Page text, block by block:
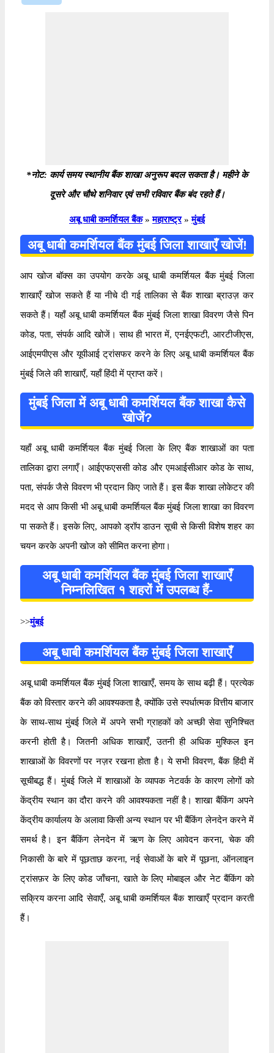
*नोट: कार्य समय स्थानीय बैंक शाखा अनुरूप बदल सकता है। महीने के
दूसरे और चौथे शनिवार एवं सभी रविवार बैंक बंद रहते हैं।
अबू धाबी कमर्शियल बैंक » महाराष्ट्र » मुंबई
अबू धाबी कमर्शियल बैंक मुंबई जिला शाखाएँ खोजें!
आप खोज बॉक्स का उपयोग करके अबू धाबी कमर्शियल बैंक मुंबई जिला
शाखाएँ खोज सकते हैं या नीचे दी गई तालिका से बैंक शाखा ब्राउज़ कर
सकते हैं। यहाँ अबू धाबी कमर्शियल बैंक मुंबई जिला शाखा विवरण जैसे पिन
कोड, पता, संपर्क आदि खोजें। साथ ही भारत में, एनईएफटी, आरटीजीएस,
आईएमपीएस और यूपीआई ट्रांसफर करने के लिए अबू धाबी कमर्शियल बैंक
मुंबई जिले की शाखाएँ, यहाँ हिंदी में प्राप्त करें।
मुंबई जिला में अबू धाबी कमर्शियल बैंक शाखा कैसे
खोजें?
यहाँ अबू धाबी कमर्शियल बैंक मुंबई जिला के लिए बैंक शाखाओं का पता
तालिका द्वारा लगाएँ। आईएफएससी कोड और एमआईसीआर कोड के साथ,
पता, संपर्क जैसे विवरण भी प्रदान किए जाते हैं। इस बैंक शाखा लोकेटर की
मदद से आप किसी भी अबू धाबी कमर्शियल बैंक मुंबई जिला शाखा का विवरण
पा सकते हैं। इसके लिए, आपको ड्रॉप डाउन सूची से किसी विशेष शहर का
चयन करके अपनी खोज को सीमित करना होगा।
अबू धाबी कमर्शियल बैंक मुंबई जिला शाखाएँ
निम्नलिखित १ शहरों में उपलब्ध हैं-
>>मुंबई
अबू धाबी कमर्शियल बैंक मुंबई जिला शाखाएँ
अबू धाबी कमर्शियल बैंक मुंबई जिला शाखाएँ, समय के साथ बढ़ी हैं। प्रत्येक
बैंक को विस्तार करने की आवश्यकता है, क्योंकि उसे स्पर्धात्मक वित्तीय बाजार
के साथ-साथ मुंबई जिले में अपने सभी ग्राहकों को अच्छी सेवा सुनिश्चित
करनी होती है। जितनी अधिक शाखाएँ, उतनी ही अधिक मुश्किल इन
शाखाओं के विवरणों पर नज़र रखना होता है। ये सभी विवरण, बैंक हिंदी में
सूचीबद्ध हैं। मुंबई जिले में शाखाओं के व्यापक नेटवर्क के कारण लोगों को
केंद्रीय स्थान का दौरा करने की आवश्यकता नहीं है। शाखा बैंकिंग अपने
केंद्रीय कार्यालय के अलावा किसी अन्य स्थान पर भी बैंकिंग लेनदेन करने में
समर्थ है। इन बैंकिंग लेनदेन में ऋण के लिए आवेदन करना, चेक की
निकासी के बारे में पूछताछ करना, नई सेवाओं के बारे में पूछना, ऑनलाइन
ट्रांसफ़र के लिए कोड जाँचना, खाते के लिए मोबाइल और नेट बैंकिंग को
सक्रिय करना आदि सेवाएँ, अबू धाबी कमर्शियल बैंक शाखाएँ प्रदान करती
हैं।